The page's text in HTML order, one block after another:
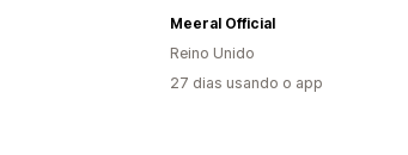
Meeral Official
Reino Unido
27 dias usando o app